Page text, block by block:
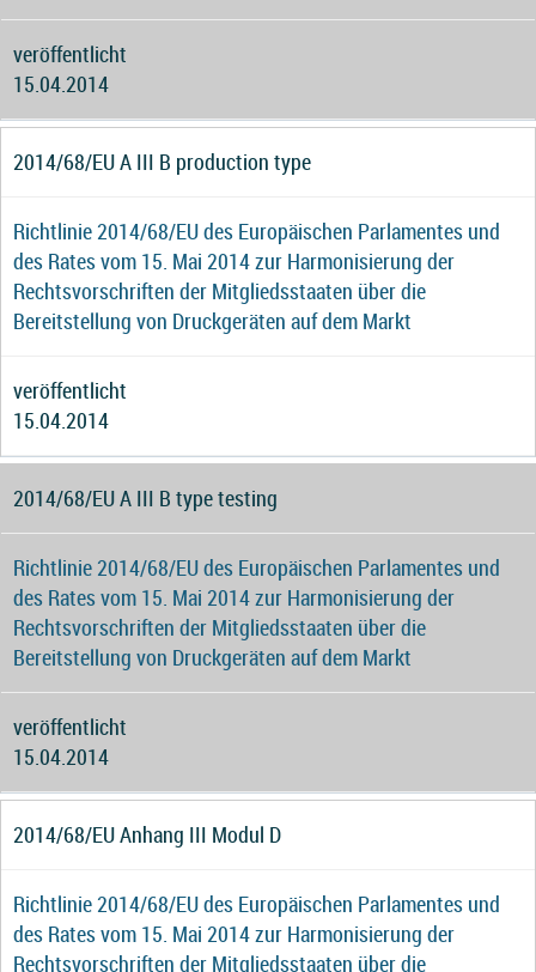
veröffentlicht
15.04.2014
2014/68/EU A III B production type
Richtlinie 2014/68/EU des Europäischen Parlamentes und
des Rates vom 15. Mai 2014 zur Harmonisierung der
Rechtsvorschriften der Mitgliedsstaaten über die
Bereitstellung von Druckgeräten auf dem Markt
veröffentlicht
15.04.2014
2014/68/EU A III B type testing
Richtlinie 2014/68/EU des Europäischen Parlamentes und
des Rates vom 15. Mai 2014 zur Harmonisierung der
Rechtsvorschriften der Mitgliedsstaaten über die
Bereitstellung von Druckgeräten auf dem Markt
veröffentlicht
15.04.2014
2014/68/EU Anhang III Modul D
Richtlinie 2014/68/EU des Europäischen Parlamentes und
des Rates vom 15. Mai 2014 zur Harmonisierung der
Rechtsvorschriften der Mitgliedsstaaten über die